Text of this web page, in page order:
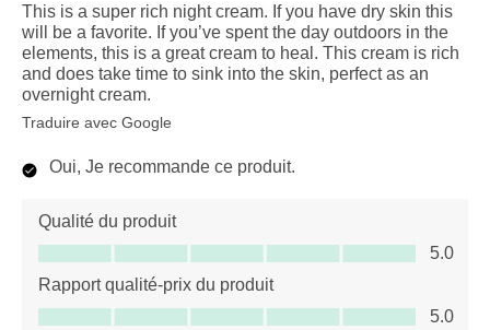
This is a super rich night cream. If you have dry skin this
will be a favorite. If you’ve spent the day outdoors in the
elements, this is a great cream to heal. This cream is rich
and does take time to sink into the skin, perfect as an
overnight cream.
Traduire avec Google
Oui, Je recommande ce produit.
Qualité du produit
Qualité du produit, 5.0 sur 5
5.0
Rapport qualité-prix du produit
Rapport qualité-prix du produit, 5.0 sur 5
5.0